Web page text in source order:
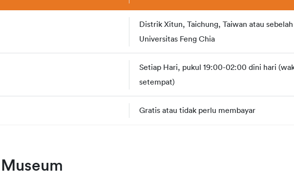
Distrik Xitun, Taichung, Taiwan atau sebelah
Universitas Feng Chia
Setiap Hari, pukul 19:00-02:00 dini hari
setempat)
Gratis atau tidak perlu membayar